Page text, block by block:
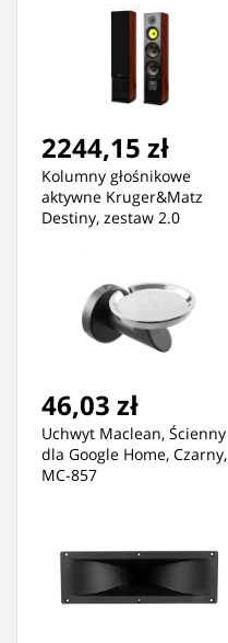
2244,15 zł
Kolumny głośnikowe
aktywne Kruger&Matz
Destiny, zestaw 2.0
46,03 zł
Uchwyt Maclean, Ścienny
dla Google Home, Czarny,
MC-857